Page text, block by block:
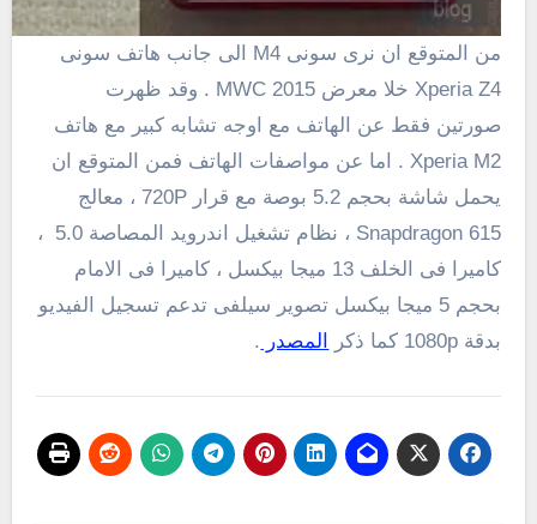
من المتوقع ان نرى سونى M4 الى جانب هاتف سونى
Xperia Z4 خلا معرض
MWC 2015 . وقد ظهرت
صورتين فقط عن الهاتف مع اوجه تشابه كبير مع هاتف
Xperia M2
. اما عن مواصفات الهاتف فمن المتوقع ان
يحمل شاشة بحجم 5.2 بوصة مع قرار
720P ، معالج
Snapdragon 615 ، نظام تشغيل اندرويد المصاصة 5.0 ،
كاميرا فى الخلف 13 ميجا بيكسل ، كاميرا فى الامام
بحجم 5 ميجا بيكسل تصوير سيلفى تدعم تسجيل الفيديو
بدقة 1080p كما ذكر
المصدر .